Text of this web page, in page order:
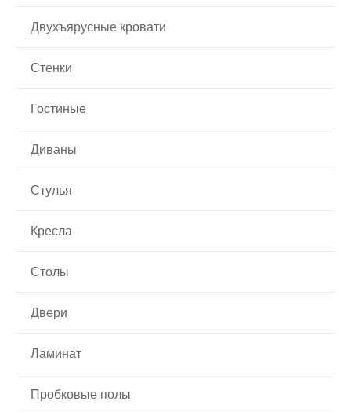
Двухъярусные кровати
Стенки
Гостиные
Диваны
Стулья
Кресла
Столы
Двери
Ламинат
Пробковые полы